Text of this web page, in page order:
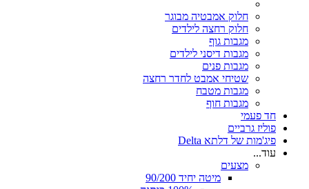
חלוק אמבטיה מבוגר
חלוק רחצה לילדים
מגבות גוף
מגבות דיסני לילדים
מגבות פנים
שטיחי אמבט לחדר רחצה
מגבות מטבח
מגבות חוף
חד פעמי
פוליז גרביים
פיג'מות של דלתא Delta
עוד...
מצעים
מיטה יחיד 90/200